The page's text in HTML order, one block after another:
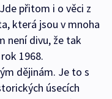
přitom i o věci z
která jsou v mnoha
není divu, že tak
1968.
dějinám. Je to s
úsecích